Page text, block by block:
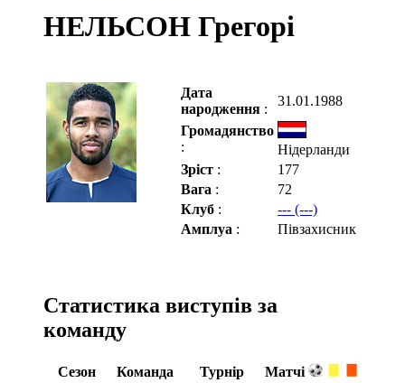
НЕЛЬСОН Грегорі
Дата
народження :
31.01.1988
Громадянство
:
Нідерланди
Зріст :
177
Вага :
72
Клуб :
--- (---)
Амплуа : Півзахисник
Статистика виступів за
команду
Сезон Команда Турнір
Матчі